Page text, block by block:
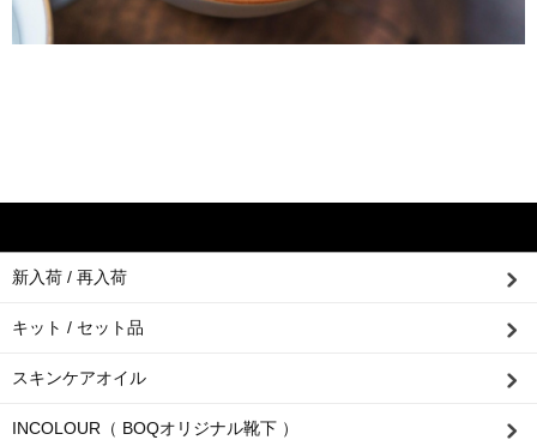
新入荷 / 再入荷
キット / セット品
スキンケアオイル
INCOLOUR（ BOQオリジナル靴下 ）